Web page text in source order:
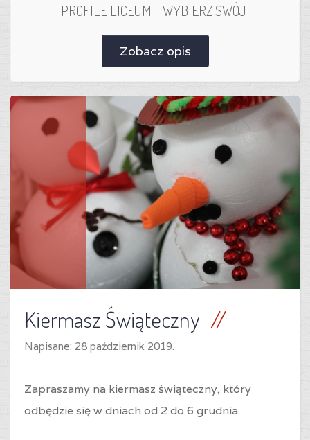
PROFILE LICEUM - WYBIERZ SWÓJ
Zobacz opis
Kiermasz Świąteczny
Napisane: 28 październik 2019.
Zapraszamy na kiermasz świąteczny, który
odbędzie się w dniach od 2 do 6 grudnia.